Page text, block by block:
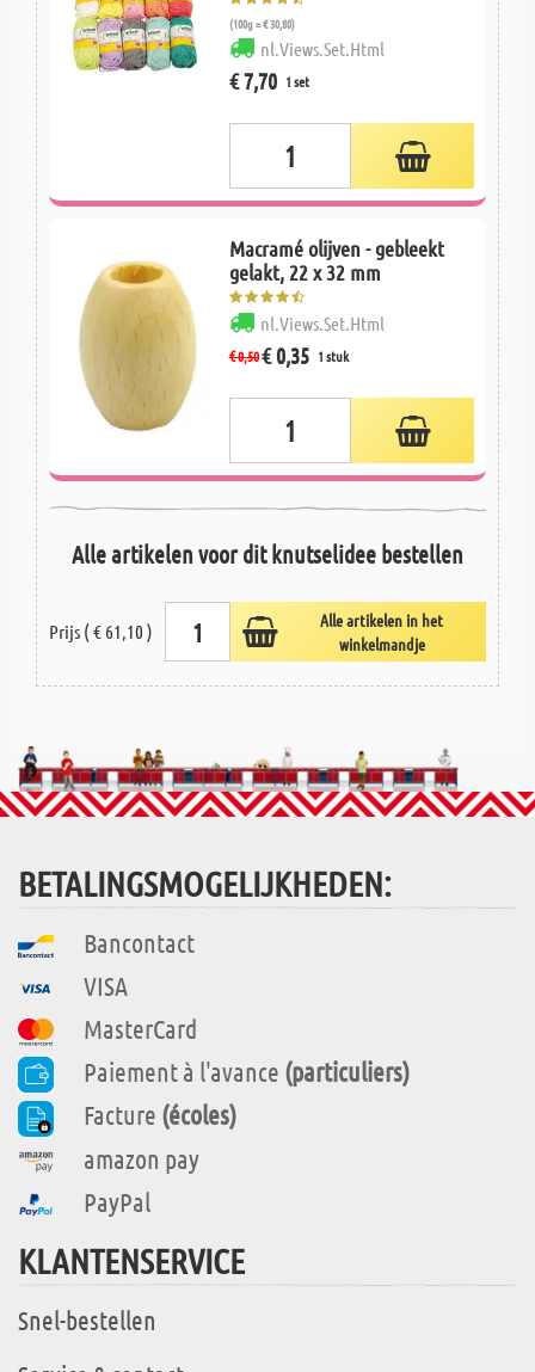
(100g = € 30,80)
nl.Views.Set.Html
€ 7,70 1 set
Macramé olijven - gebleekt
gelakt, 22 x 32 mm
nl.Views.Set.Html
€ 0,50€ 0,35 1 stuk
Alle artikelen voor dit knutselidee bestellen
Prijs ( € 61,10 )
Alle artikelen in het
winkelmandje
BETALINGSMOGELIJKHEDEN:
Bancontact
VISA
MasterCard
Paiement à l'avance (particuliers)
Facture (écoles)
amazon pay
PayPal
KLANTENSERVICE
Snel-bestellen